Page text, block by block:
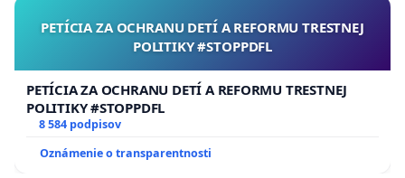
PETÍCIA ZA OCHRANU DETÍ A REFORMU TRESTNEJ
POLITIKY #STOPPDFL
PETÍCIA ZA OCHRANU DETÍ A REFORMU TRESTNEJ
POLITIKY #STOPPDFL
8 584 podpisov
Oznámenie o transparentnosti